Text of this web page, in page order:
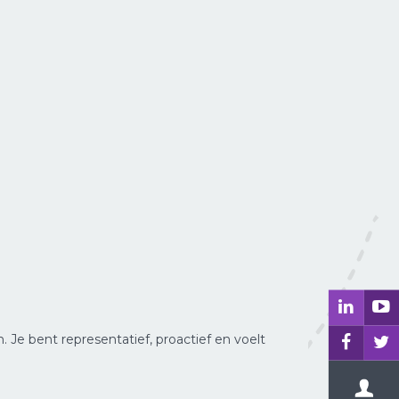
Je bent representatief, proactief en voelt